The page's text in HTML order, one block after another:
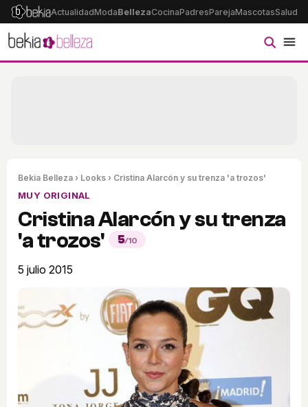
ActualidadModaBellezaCocinaPadresParejaMascotasSalud
Bekia Belleza › Looks › Cristina Alarcón y su trenza 'a trozos'
MUY ORIGINAL
Cristina Alarcón y su trenza
'a trozos'
5/10
5 julio 2015